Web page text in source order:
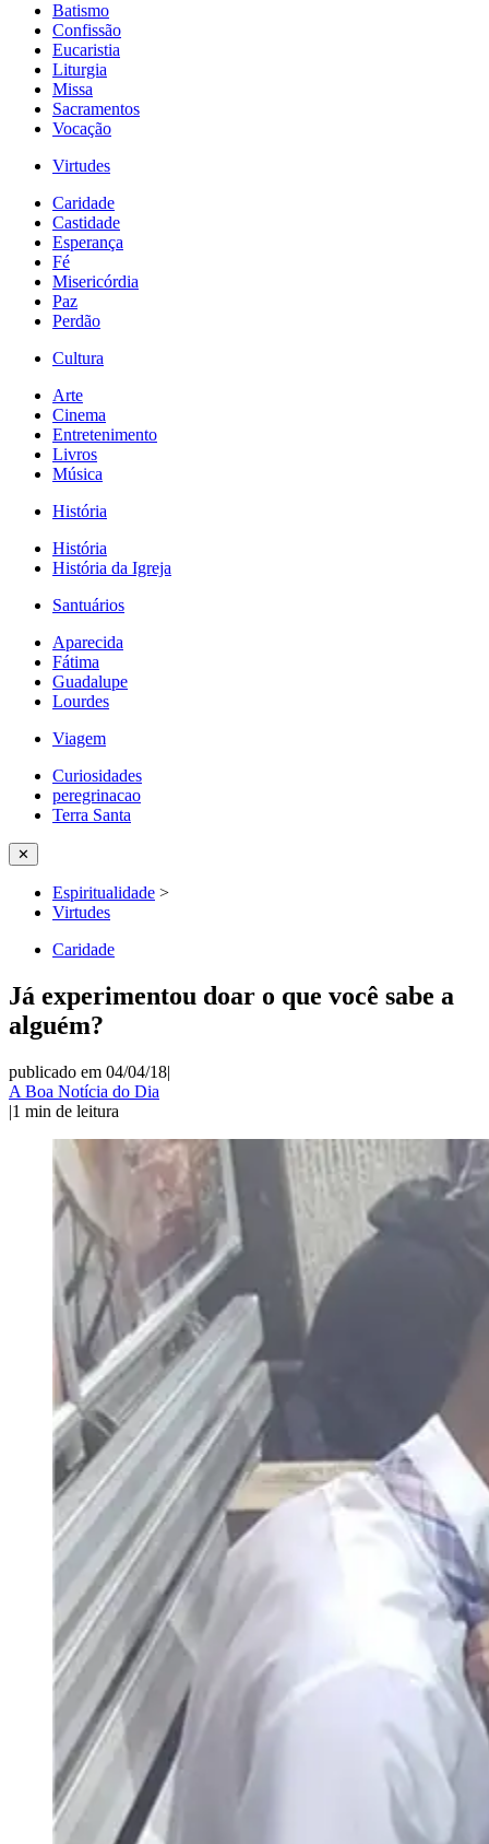
Batismo
Confissão
Eucaristia
Liturgia
Missa
Sacramentos
Vocação
Virtudes
Caridade
Castidade
Esperança
Fé
Misericórdia
Paz
Perdão
Cultura
Arte
Cinema
Entretenimento
Livros
Música
História
História
História da Igreja
Santuários
Aparecida
Fátima
Guadalupe
Lourdes
Viagem
Curiosidades
peregrinacao
Terra Santa
✕
Espiritualidade >
Virtudes
Caridade
Já experimentou doar o que você sabe a
alguém?
publicado em 04/04/18|
A Boa Notícia do Dia
|1 min de leitura